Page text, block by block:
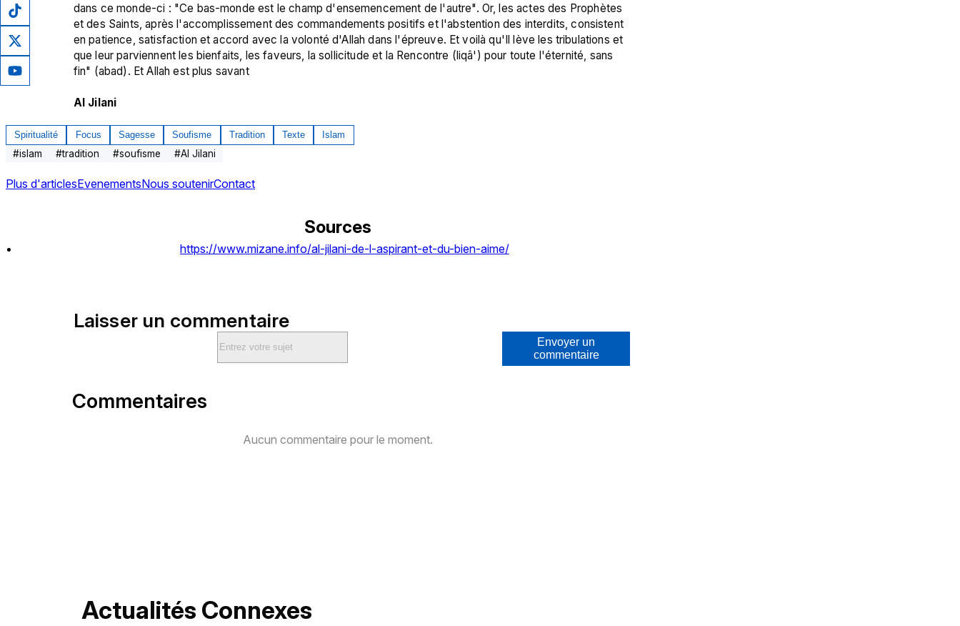
dans ce monde-ci : "Ce bas-monde est le champ d'ensemencement de l'autre". Or, les actes des Prophètes
et des Saints, après l'accomplissement des commandements positifs et l'abstention des interdits, consistent
en patience, satisfaction et accord avec la volonté d'Allah dans l'épreuve. Et voilà qu'Il lève les tribulations et
que leur parviennent les bienfaits, les faveurs, la sollicitude et la Rencontre (liqâ') pour toute l'éternité, sans
fin" (abad). Et Allah est plus savant
Al Jilani
Spiritualité Focus Sagesse Soufisme Tradition Texte Islam
#islam #tradition #soufisme #Al Jilani
Plus d'articlesEvenementsNous soutenirContact
Sources
https://www.mizane.info/al-jilani-de-l-aspirant-et-du-bien-aime/
Laisser un commentaire
Envoyer un
commentaire
Commentaires
Aucun commentaire pour le moment.
Actualités Connexes